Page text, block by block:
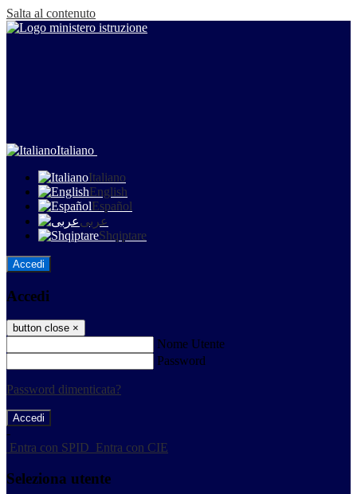
Salta al contenuto
Italiano
Italiano
English
Español
عربى
Shqiptare
Accedi
Accedi
button close ×
Nome Utente
Password
Password dimenticata?
-
Entra con SPID Entra con CIE
Seleziona utente